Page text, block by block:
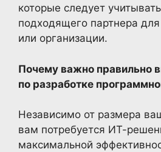
которые следует
подходящего партнера
или организации.
Почему важно правильно
по разработке
Независимо от размера
вам потребуется ИТ-
максимальной